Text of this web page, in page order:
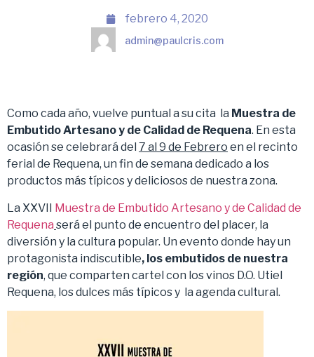
febrero 4, 2020
admin@paulcris.com
Como cada año, vuelve puntual a su cita la Muestra de
Embutido Artesano y de Calidad de Requena. En esta
ocasión se celebrará del 7 al 9 de Febrero en el recinto
ferial de Requena, un fin de semana dedicado a los
productos más típicos y deliciosos de nuestra zona.
La XXVII Muestra de Embutido Artesano y de Calidad de
Requena será el punto de encuentro del placer, la
diversión y la cultura popular. Un evento donde hay un
protagonista indiscutible, los embutidos de nuestra
región, que comparten cartel con los vinos D.O. Utiel
Requena, los dulces más típicos y la agenda cultural.